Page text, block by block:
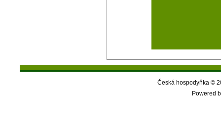
Česká hospodyňka ©
Powered